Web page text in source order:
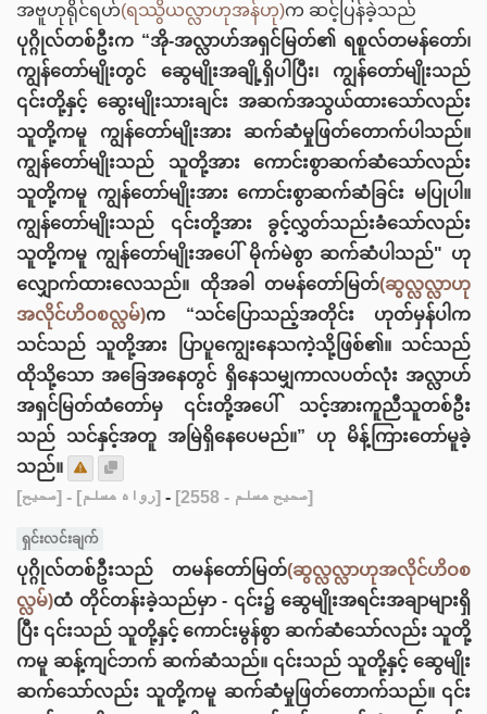
အဗူဟုရိုင်ရဟ်(ရဿွိယလ္လာဟုအန်ဟု)က ဆင့်ပြန်ခဲ့သည်
ပုဂ္ဂိုလ်တစ်ဦးက “အို-အလ္လာဟ်အရှင်မြတ်၏ ရစူလ်တမန်တော်၊
ကျွန်တော်မျိုးတွင် ဆွေမျိုးအချို့ရှိပါပြီး၊ ကျွန်တော်မျိုးသည်
၎င်းတို့နှင့် ဆွေးမျိုးသားချင်း အဆက်အသွယ်ထားသော်လည်း
သူတို့ကမူ ကျွန်တော်မျိုးအား ဆက်ဆံမှုဖြတ်တောက်ပါသည်။
ကျွန်တော်မျိုးသည် သူတို့အား ကောင်းစွာဆက်ဆံသော်လည်း
သူတို့ကမူ ကျွန်တော်မျိုးအား ကောင်းစွာဆက်ဆံခြင်း မပြုပါ။
ကျွန်တော်မျိုးသည် ၎င်းတို့အား ခွင့်လွှတ်သည်းခံသော်လည်း
သူတို့ကမူ ကျွန်တော်မျိုးအပေါ် မိုက်မဲစွာ ဆက်ဆံပါသည်" ဟု
လျှောက်ထားလေသည်။ ထိုအခါ တမန်တော်မြတ်(ဆွလ္လလ္လာဟု
အလိုင်ဟိဝစလ္လမ်)က “သင်ပြောသည့်အတိုင်း ဟုတ်မှန်ပါက
သင်သည် သူတို့အား ပြာပူကျွေးနေသကဲ့သို့ဖြစ်၏။ သင်သည်
ထိုသို့သော အခြေအနေတွင် ရှိနေသမျှကာလပတ်လုံး အလ္လာဟ်
အရှင်မြတ်ထံတော်မှ ၎င်းတို့အပေါ် သင့်အားကူညီသူတစ်ဦး
သည် သင်နှင့်အတူ အမြဲရှိနေပေမည်။” ဟု မိန့်ကြားတော်မူခဲ့
သည်။
[صحيح]
- [رواه مسلم] - [صحيح مسلم - 2558]
ရှင်းလင်းချက်
ပုဂ္ဂိုလ်တစ်ဦးသည် တမန်တော်မြတ်(ဆွလ္လလ္လာဟုအလိုင်ဟိဝစ
လ္လမ်)ထံ တိုင်တန်းခဲ့သည်မှာ - ၎င်း၌ ဆွေမျိုးအရင်းအချာများရှိ
ပြီး ၎င်းသည် သူတို့နှင့် ကောင်းမွန်စွာ ဆက်ဆံသော်လည်း သူတို့
ကမူ ဆန့်ကျင်ဘက် ဆက်ဆံသည်။ ၎င်းသည် သူတို့နှင့် ဆွေမျိုး
ဆက်‌သော်လည်း သူတို့ကမူ ဆက်ဆံမှုဖြတ်တောက်သည်။ ၎င်း